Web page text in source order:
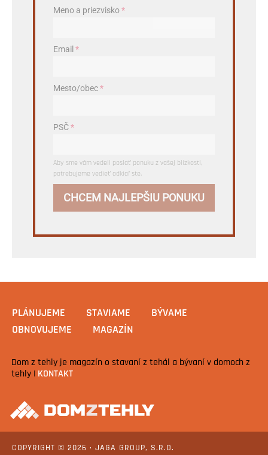
Meno a priezvisko*
Email *
Mesto/obec*
PSČ*
Aby sme vám vedeli poslať ponuku z vašej blízkosti,
potrebujeme vedieť odkiaľ ste.
CHCEM NAJLEPŠIU PONUKU
PLÁNUJEME STAVIAME
BÝVAME
OBNOVUJEME
MAGAZÍN
Dom z tehly je magazín o stavaní z tehál a bývaní v domoch z
tehly | KONTAKT
COPYRIGHT © 2026 · JAGA GROUP, S.R.O.